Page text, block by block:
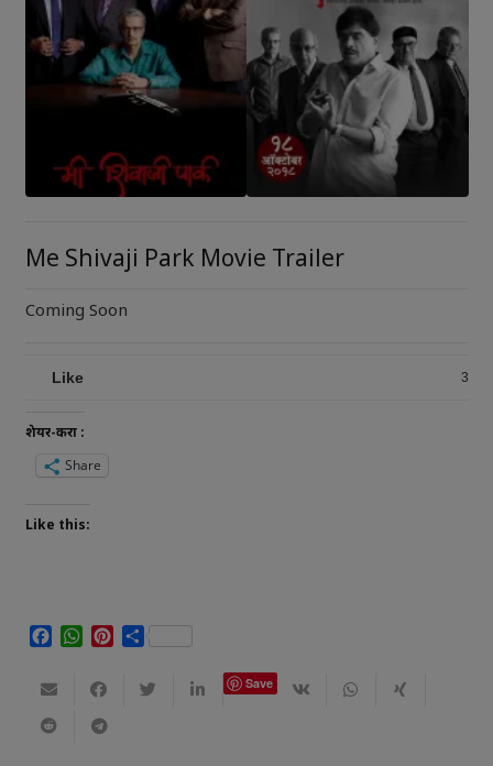
Me Shivaji Park Movie Trailer
Coming Soon
Like 3
शेयर-करा :
Share
Like this:
Facebook
WhatsApp
Pinterest
Share
Save